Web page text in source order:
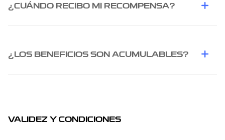
¿CUÁNDO RECIBO MI RECOMPENSA?
¿LOS BENEFICIOS SON ACUMULABLES?
VALIDEZ Y CONDICIONES